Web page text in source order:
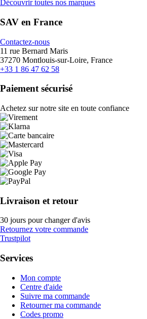
Découvrir toutes nos marques
SAV en France
Contactez-nous
11 rue Bernard Maris
37270 Montlouis-sur-Loire, France
+33 1 86 47 62 58
Paiement sécurisé
Achetez sur notre site en toute confiance
Livraison et retour
30 jours pour changer d'avis
Retournez votre commande
Trustpilot
Services
Mon compte
Centre d'aide
Suivre ma commande
Retourner ma commande
Codes promo